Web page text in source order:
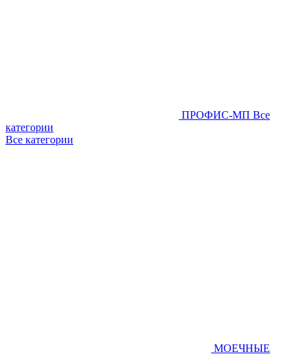
ПРОФИС-МП Все
категории
Все категории
МОЕЧНЫЕ